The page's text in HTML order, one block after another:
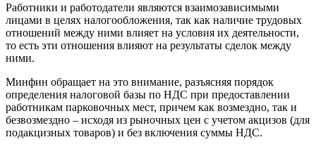
Работники и работодатели являются взаимозависимыми
лицами в целях налогообложения, так как наличие трудовых
отношений между ними влияет на условия их деятельности,
то есть эти отношения влияют на результаты сделок между
ними.
Минфин обращает на это внимание, разъясняя порядок
определения налоговой базы по НДС при предоставлении
работникам парковочных мест, причем как возмездно, так и
безвозмездно – исходя из рыночных цен с учетом акцизов (для
подакцизных товаров) и без включения суммы НДС.